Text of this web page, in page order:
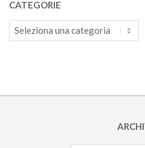
CATEGORIE
Categorie